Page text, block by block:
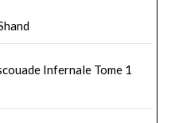
Infernale Tome 1